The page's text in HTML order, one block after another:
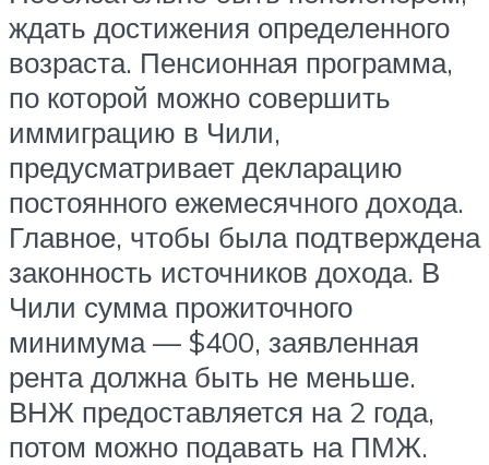
ждать достижения определенного
возраста. Пенсионная программа,
по которой можно совершить
иммиграцию в Чили,
предусматривает декларацию
постоянного ежемесячного дохода.
Главное, чтобы была подтверждена
законность источников дохода. В
Чили сумма прожиточного
минимума — $400, заявленная
рента должна быть не меньше.
ВНЖ предоставляется на 2 года,
потом можно подавать на ПМЖ.